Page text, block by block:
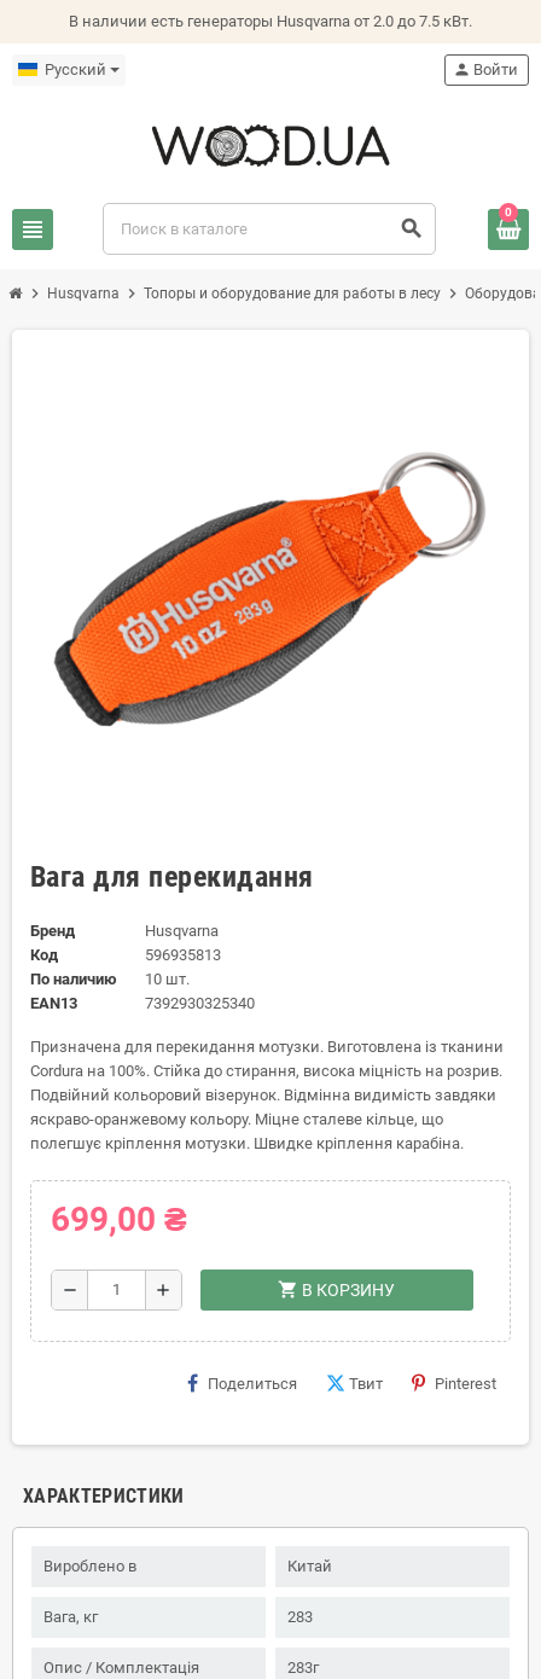
В наличии есть генераторы Husqvarna от 2.0 до 7.5 кВт.
Русский
view_headline search
person Войти
0
chevron_right Husqvarna chevron_right Топоры и оборудование для работы в лесу chevron_right
Вага для перекидання
Бренд
Husqvarna
Код
596935813
По наличию
10 шт.
EAN13
7392930325340
Призначена для перекидання мотузки. Виготовлена із тканини
Cordura на 100%. Стійка до стирання, висока міцність на розрив.
Подвійний кольоровий візерунок. Відмінна видимість завдяки
яскраво-оранжевому кольору. Міцне сталеве кільце, що
полегшує кріплення мотузки. Швидке кріплення карабіна.
699,00 ₴
remove add shopping_cart В КОРЗИНУ
Поделиться Твит Pinterest
ХАРАКТЕРИСТИКИ
Вироблено в Китай
Вага, кг 283
Опис / Комплектація 283г